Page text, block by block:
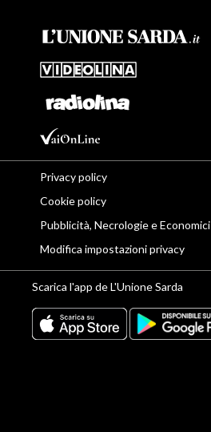
Privacy policy
Cookie policy
Pubblicità, Necrologie e Economici
Modifica impostazioni privacy
Scarica l'app de L'Unione Sarda